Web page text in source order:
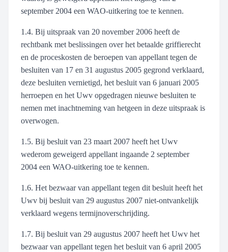
september 2004 een WAO-uitkering toe te kennen.
1.4. Bij uitspraak van 20 november 2006 heeft de
rechtbank met beslissingen over het betaalde griffierecht
en de proceskosten de beroepen van appellant tegen de
besluiten van 17 en 31 augustus 2005 gegrond verklaard,
deze besluiten vernietigd, het besluit van 6 januari 2005
herroepen en het Uwv opgedragen nieuwe besluiten te
nemen met inachtneming van hetgeen in deze uitspraak is
overwogen.
1.5. Bij besluit van 23 maart 2007 heeft het Uwv
wederom geweigerd appellant ingaande 2 september
2004 een WAO-uitkering toe te kennen.
1.6. Het bezwaar van appellant tegen dit besluit heeft het
Uwv bij besluit van 29 augustus 2007 niet-ontvankelijk
verklaard wegens termijnoverschrijding.
1.7. Bij besluit van 29 augustus 2007 heeft het Uwv het
bezwaar van appellant tegen het besluit van 6 april 2005